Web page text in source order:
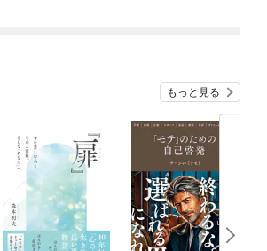
もっと見る